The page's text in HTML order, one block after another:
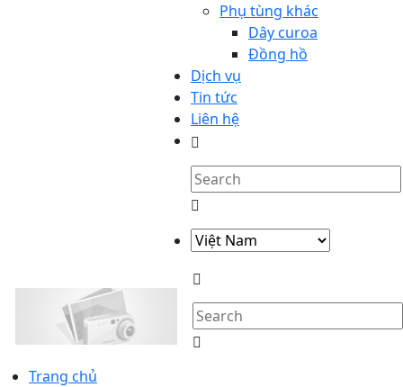
Phụ tùng khác
Dây curoa
Đồng hồ
Dịch vụ
Tin tức
Liên hệ
Trang chủ